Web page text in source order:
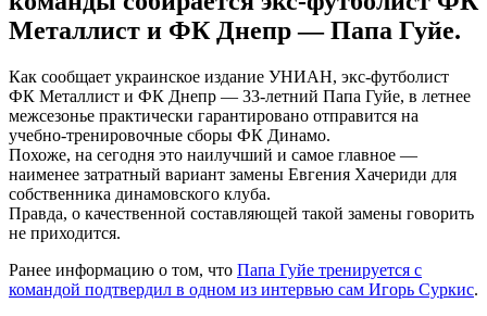
Металлист и ФК Днепр — Папа Гуйе.
Как сообщает украинское издание УНИАH, экс-футболист
ФК Металлист и ФК Днепр — 33-летний Папа Гуйе, в летнее
межсезонье практически гарантировано отправится на
учебно-тренировочные сборы ФК Динамо.
Похоже, на сегодня это наилучший и самое главное —
наименее затратный вариант замены Евгения Хачериди для
собственника динамовского клуба.
Правда, о качественной составляющей такой замены говорить
не приходится.
Ранее информацию о том, что Папа Гуйе тренируется с
командой подтвердил в одном из интервью сам Игорь Суркис.